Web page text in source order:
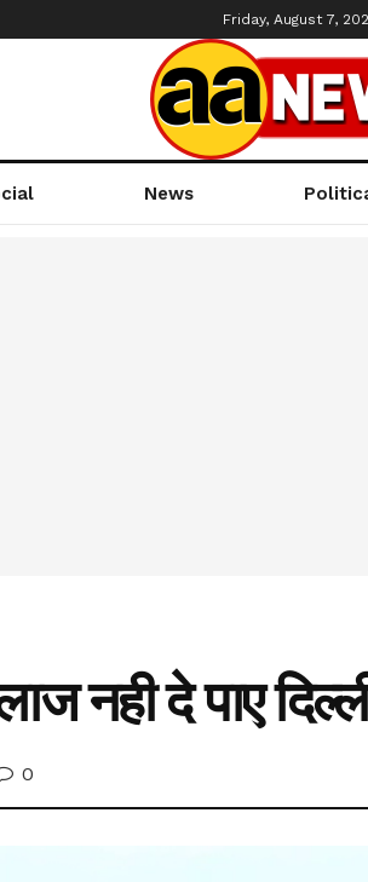
Friday, August 7,
News
नही दे पाए
0